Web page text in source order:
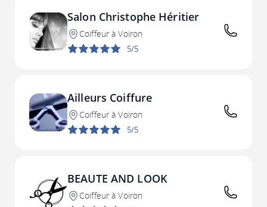
Salon Christophe Héritier
Coiffeur à Voiron
5/5
Ailleurs Coiffure
Coiffeur à Voiron
5/5
BEAUTE AND LOOK
Coiffeur à Voiron